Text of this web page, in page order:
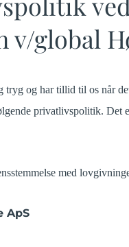
v/global
tryg og har tillid til os når
privatlivspolitik.
med
ApS